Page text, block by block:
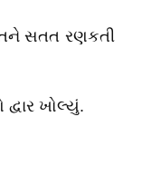
સતત રણકતી
દ્વાર ખોલ્યું.